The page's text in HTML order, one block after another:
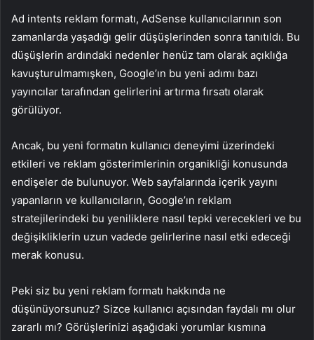
Ad intents reklam formatı, AdSense kullanıcılarının son
zamanlarda yaşadığı gelir düşüşlerinden sonra tanıtıldı. Bu
düşüşlerin ardındaki nedenler henüz tam olarak açıklığa
kavuşturulmamışken, Google’ın bu yeni adımı bazı
yayıncılar tarafından gelirlerini artırma fırsatı olarak
görülüyor.
Ancak, bu yeni formatın kullanıcı deneyimi üzerindeki
etkileri ve reklam gösterimlerinin organikliği konusunda
endişeler de bulunuyor. Web sayfalarında içerik yayını
yapanların ve kullanıcıların, Google’ın reklam
stratejilerindeki bu yeniliklere nasıl tepki verecekleri ve bu
değişikliklerin uzun vadede gelirlerine nasıl etki edeceği
merak konusu.
Peki siz bu yeni reklam formatı hakkında ne
düşünüyorsunuz? Sizce kullanıcı açısından faydalı mı olur
zararlı mı? Görüşlerinizi aşağıdaki yorumlar kısmına